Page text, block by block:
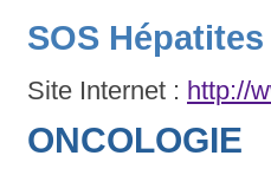
SOS Hépatites
Site Internet : http://
ONCOLOGIE